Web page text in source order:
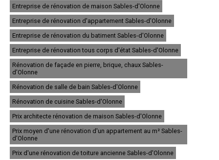
- Entreprise de rénovation immobilière à Herbiers
- Entreprise de rénovation immobilière à Fontenay-le-Comte
- Entreprise de rénovation immobilière à Château-d'Olonne
- Entreprise de rénovation immobilière à Olonne-sur-Mer
- Entreprise de rénovation immobilière à Saint-Hilaire-de-Riez
- Entreprise de rénovation immobilière à Luçon
- Entreprise de rénovation immobilière à Chantonnay
- Entreprise de rénovation immobilière à Saint-Jean-de-Monts
- Entreprise de rénovation immobilière à Le Poiré-sur-Vie
- Entreprise de rénovation immobilière à Saint-Gilles-Croix-de-Vie
- Entreprise de rénovation immobilière à Talmont-Saint-Hilaire
- Entreprise de rénovation immobilière à Mortagne-sur-Sèvre
- Entreprise de rénovation immobilière à Pouzauges
- Entreprise de rénovation immobilière à Montaigu
- Entreprise de rénovation immobilière à Essarts
- Entreprise de rénovation immobilière à L'Île-d'Yeu
- Entreprise de rénovation immobilière à Noirmoutier-en-l'Île
Entreprise de rénovation de maison Sables-d'Olonne
Entreprise de rénovation d'appartement Sables-d'Olonne
Entreprise de rénovation du batiment Sables-d'Olonne
Entreprise de rénovation tous corps d'état Sables-d'Olonne
Rénovation de façade en pierre, brique, chaux Sables-
d'Olonne
Rénovation de salle de bain Sables-d'Olonne
Rénovation de cuisine Sables-d'Olonne
Prix architecte rénovation de maison Sables-d'Olonne
Prix moyen d'une rénovation d'un appartement au m² Sables-
d'Olonne
Prix d'une rénovation de toiture ancienne Sables-d'Olonne